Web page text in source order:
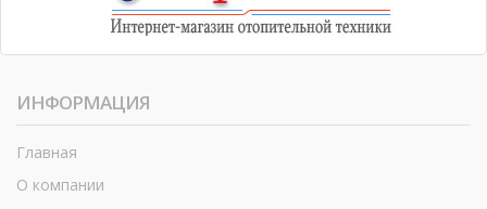
ИНФОРМАЦИЯ
Главная
О компании